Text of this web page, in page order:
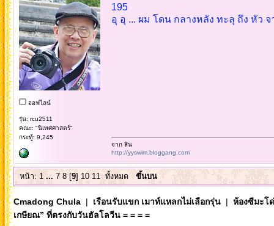
ออฟไลน์
รุ่น: rcu2511
คณะ: "นิเทศศาสตร์"
กระทู้: 9,245
195
อุ อุ ... ผม โดน กลางหลัง ทะลุ ถึง หัว จ
จาก สิน
http://yyswim.bloggang.com
หน้า:1 ... 7 8[9] 10 11 ทั้งหมด ขึ้นบน
Cmadong Chula| เรือนรับแขก เมาท์แหลกไม่เลือกรุ่น| ห้องซีมะโ
เกษียณ” ที่ตรงกับวันฮัลโลวีน = = = =